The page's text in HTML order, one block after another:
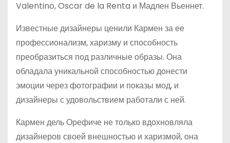
Valentino, Oscar de la Renta и Мадлен Вьеннет.
Известные дизайнеры ценили Кармен за ее
профессионализм, харизму и способность
преобразиться под различные образы. Она
обладала уникальной способностью донести
эмоции через фотографии и показы мод, и
дизайнеры с удовольствием работали с ней.
Кармен дель Орефиче не только вдохновляла
дизайнеров своей внешностью и харизмой, она